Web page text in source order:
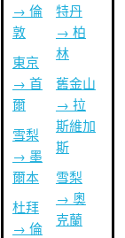
→ 倫
敦
東京
→ 首
爾
雪梨
→ 墨
爾本
杜拜
→ 倫
特丹
→ 柏
林
舊金山
→ 拉
斯維加
斯
雪梨
→ 奧
克蘭